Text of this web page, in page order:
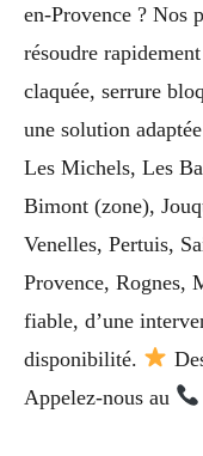
en-Provence ? Nos
résoudre
claquée, serrure
une solution
Les Michels, Les
Bimont (zone),
Venelles, Pertuis,
Provence, Rognes,
fiable, d’une
disponibilité.
Appelez-nous au